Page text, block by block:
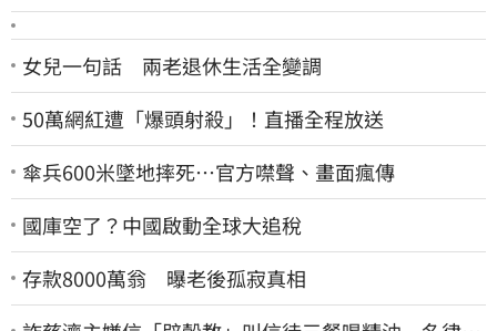
女兒一句話 兩老退休生活全變調
50萬網紅遭「爆頭射殺」！直播全程放送
傘兵600米墜地摔死…官方噤聲、畫面瘋傳
國庫空了？中國啟動全球大追稅
存款8000萬翁 曝老後孤寂真相